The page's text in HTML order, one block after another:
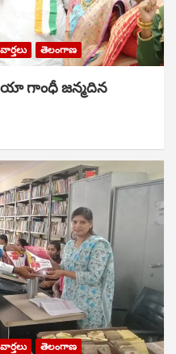
తెలంగాణ
గాంధీ జ‌న్మ‌దిన
తెలంగాణ